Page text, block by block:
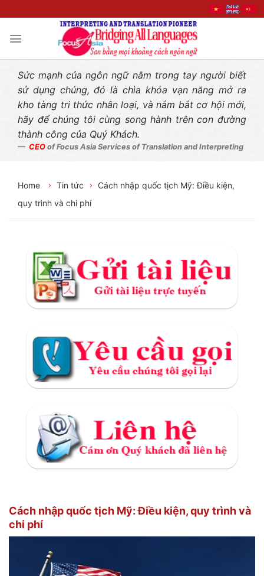
Sức mạnh của ngôn ngữ nằm trong tay người biết
sử dụng chúng, đó là chìa khóa vạn năng mở ra
kho tàng tri thức nhân loại, và nắm bắt cơ hội mới,
hãy để chúng tôi cùng song hành trên con đường
thành công của Quý Khách.
CEO of Focus Asia Services of Translation and Interpreting
Home Tin tức
Cách nhập quốc tịch Mỹ: Điều kiện,
quy trình và chi phí
Cách nhập quốc tịch Mỹ: Điều kiện, quy trình và
chi phí